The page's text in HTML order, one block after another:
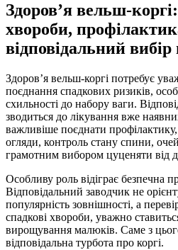
Здоров’я вельш-
хвороби,
відповідальний
Здоров’я вельш-коргі потребує
поєднання спадкових ризиків,
схильності до набору ваги.
зводиться до лікування вже
важливіше поєднати профілактику,
огляди, контроль стану спини,
грамотним вибором цуценяти від
Особливу роль відіграє безпечна
Відповідальний заводчик не
популярність зовнішності, а
спадкові хвороби, уважно
вирощування малюків. Саме з
відповідальна турбота про коргі.